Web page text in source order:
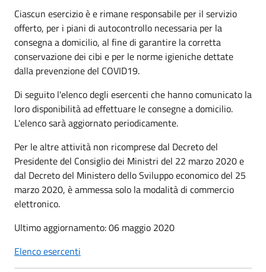
Ciascun esercizio è e rimane responsabile per il servizio
offerto, per i piani di autocontrollo necessaria per la
consegna a domicilio, al fine di garantire la corretta
conservazione dei cibi e per le norme igieniche dettate
dalla prevenzione del COVID19.
Di seguito l'elenco degli esercenti che hanno comunicato la
loro disponibilità ad effettuare le consegne a domicilio.
L'elenco sarà aggiornato periodicamente.
Per le altre attività non ricomprese dal Decreto del
Presidente del Consiglio dei Ministri del 22 marzo 2020 e
dal Decreto del Ministero dello Sviluppo economico del 25
marzo 2020, è ammessa solo la modalità di commercio
elettronico.
Ultimo aggiornamento: 06 maggio 2020
Elenco esercenti